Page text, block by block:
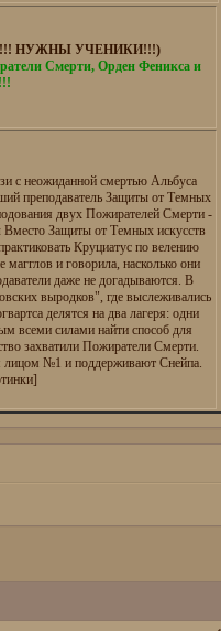
НУЖНЫ УЧЕНИКИ!!!)
Смерти, Орден Феникса и
с неожиданной смертью Альбуса
преподаватель Защиты от Темных
двух Пожирателей Смерти -
Вместо Защиты от Темных искусств
Круциатус по велению
и говорила, насколько они
даже не догадываются. В
выродков", где выслеживались
делятся на два лагеря: одни
всеми силами найти способ для
захватили Пожиратели Смерти.
лицом №1 и поддерживают Снейпа.